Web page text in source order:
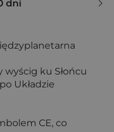
dni
wyścig ku Słońcu
Układzie
CE, co